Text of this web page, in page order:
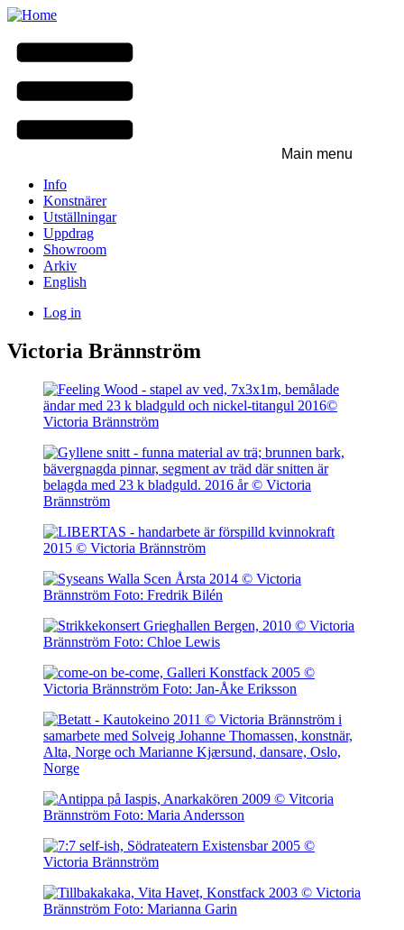
Skip
main
content
Main menu
Info
Konstnärer
Utställningar
Uppdrag
Showroom
Arkiv
English
menu
Log in
Victoria Brännström